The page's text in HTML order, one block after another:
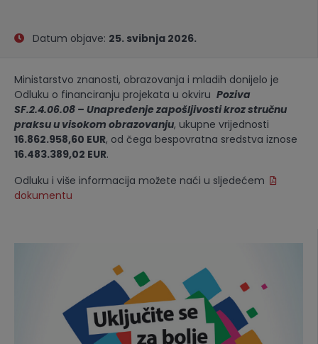
Datum objave: 25. svibnja 2026.
Ministarstvo znanosti, obrazovanja i mladih donijelo je
Odluku o financiranju projekata u okviru Poziva
SF.2.4.06.08 – Unapređenje zapošljivosti kroz stručnu
praksu u visokom obrazovanju, ukupne vrijednosti
16.862.958,60 EUR, od čega bespovratna sredstva iznose
16.483.389,02 EUR.
Odluku i više informacija možete naći u sljedećem
dokumentu